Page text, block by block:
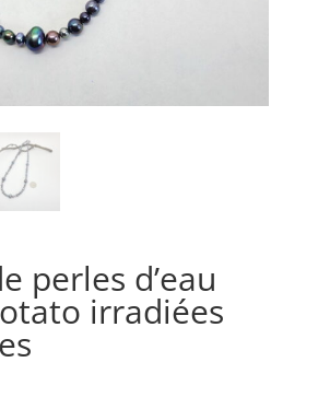
perles d’eau
irradiées